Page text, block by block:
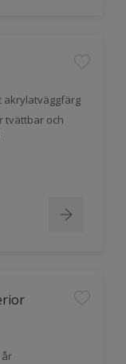
akrylatväggfärg
tvättbar och
år